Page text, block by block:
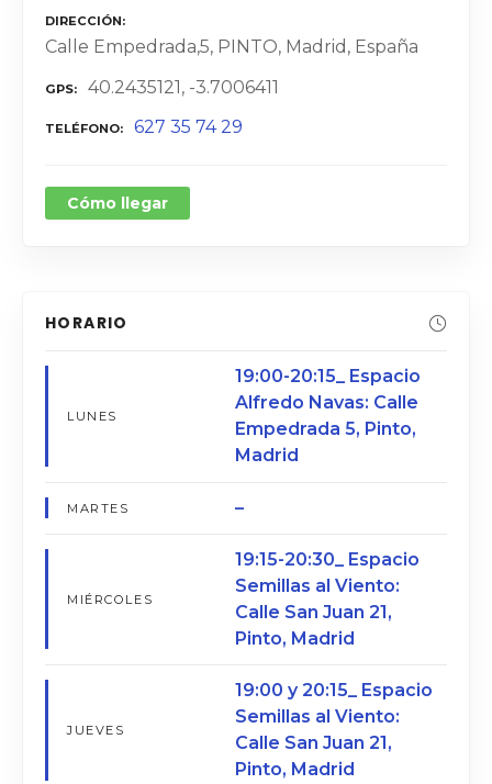
DIRECCIÓN
Calle Empedrada,5, PINTO, Madrid, España
GPS 40.2435121, -3.7006411
TELÉFONO 627 35 74 29
Cómo llegar
HORARIO
LUNES
19:00-20:15_ Espacio
Alfredo Navas: Calle
Empedrada 5, Pinto,
Madrid⁣
MARTES –
MIÉRCOLES
19:15-20:30_ Espacio
Semillas al Viento:
Calle San Juan 21,
Pinto, Madrid⁣
JUEVES
19:00 y 20:15⁣_ Espacio
Semillas al Viento:
Calle San Juan 21,
Pinto, Madrid⁣